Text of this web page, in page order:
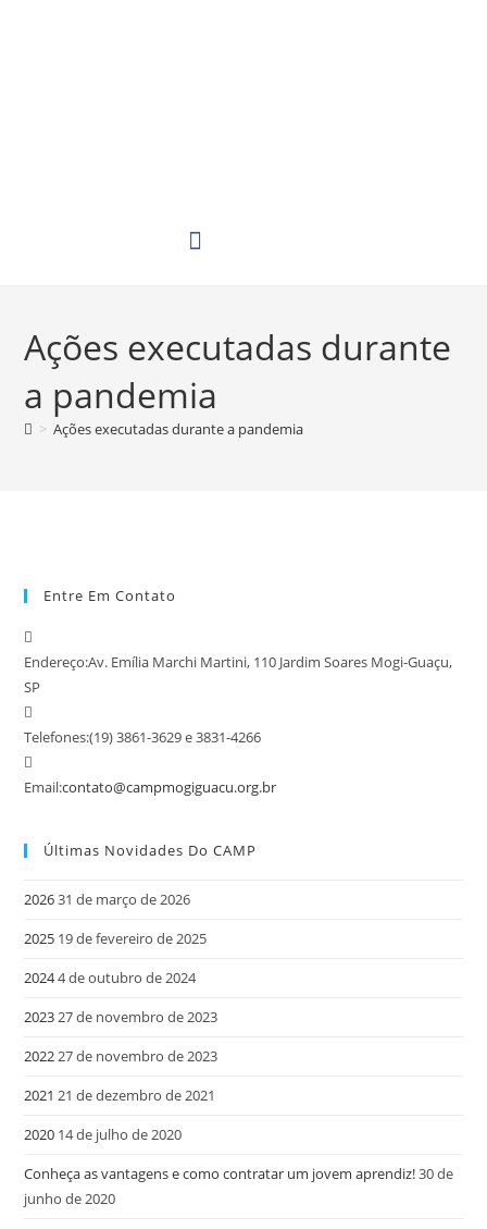
Ações executadas durante
a pandemia
> Ações executadas durante a pandemia
Entre Em Contato
Endereço:Av. Emília Marchi Martini, 110 Jardim Soares Mogi-Guaçu,
SP
Telefones:(19) 3861-3629 e 3831-4266
Email:contato@campmogiguacu.org.br
Últimas Novidades Do CAMP
202631 de março de 2026
2025 19 de fevereiro de 2025
20244 de outubro de 2024
202327 de novembro de 2023
202227 de novembro de 2023
2021 21 de dezembro de 2021
2020 14 de julho de 2020
Conheça as vantagens e como contratar um jovem aprendiz!30 de
junho de 2020